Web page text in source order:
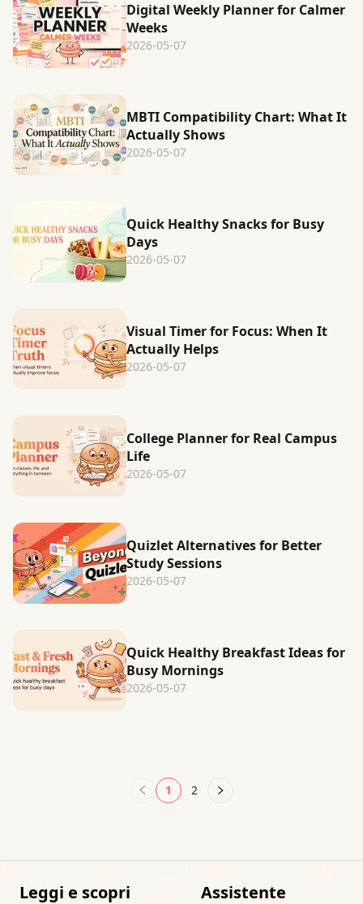
Digital Weekly Planner for Calmer
Weeks
2026-05-07
MBTI Compatibility Chart: What It
Actually Shows
2026-05-07
Quick Healthy Snacks for Busy
Days
2026-05-07
Visual Timer for Focus: When It
Actually Helps
2026-05-07
College Planner for Real Campus
Life
2026-05-07
Quizlet Alternatives for Better
Study Sessions
2026-05-07
Quick Healthy Breakfast Ideas for
Busy Mornings
2026-05-07
1 2
Leggi e scopri
Assistente